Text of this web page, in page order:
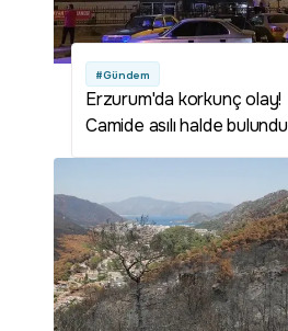
#Gündem
Erzurum'da korkunç olay!
Camide asılı halde bulundu